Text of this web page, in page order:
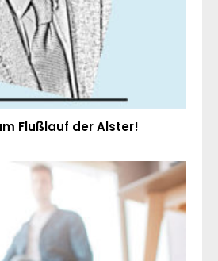
Flußlauf der Alster!